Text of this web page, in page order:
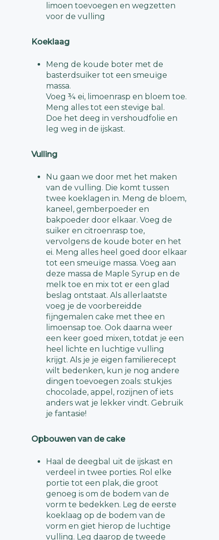
limoen toevoegen en wegzetten
voor de vulling
Koeklaag
Meng de koude boter met de
basterdsuiker tot een smeuïge
massa.
Voeg ¾ ei, limoenrasp en bloem toe.
Meng alles tot een stevige bal.
Doe het deeg in vershoudfolie en
leg weg in de ijskast.
Vulling
Nu gaan we door met het maken
van de vulling. Die komt tussen
twee koeklagen in. Meng de bloem,
kaneel, gemberpoeder en
bakpoeder door elkaar. Voeg de
suiker en citroenrasp toe,
vervolgens de koude boter en het
ei. Meng alles heel goed door elkaar
tot een smeuïge massa. Voeg aan
deze massa de Maple Syrup en de
melk toe en mix tot er een glad
beslag ontstaat. Als allerlaatste
voeg je de voorbereidde
fijngemalen cake met thee en
limoensap toe. Ook daarna weer
een keer goed mixen, totdat je een
heel lichte en luchtige vulling
krijgt. Als je je eigen familierecept
wilt bedenken, kun je nog andere
dingen toevoegen zoals: stukjes
chocolade, appel, rozijnen of iets
anders wat je lekker vindt. Gebruik
je fantasie!
Opbouwen van de cake
Haal de deegbal uit de ijskast en
verdeel in twee porties. Rol elke
portie tot een plak, die groot
genoeg is om de bodem van de
vorm te bedekken. Leg de eerste
koeklaag op de bodem van de
vorm en giet hierop de luchtige
vulling. Leg daarop de tweede